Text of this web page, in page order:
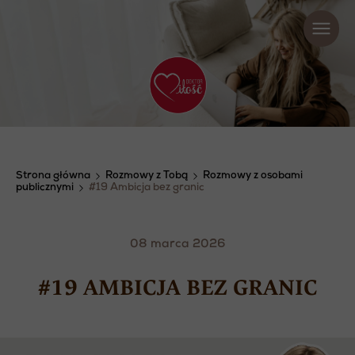
Strona główna Rozmowy z Tobą
Rozmowy z osobami
publicznymi
#19 Ambicja bez granic
08 marca 2026
#19 AMBICJA BEZ GRANIC